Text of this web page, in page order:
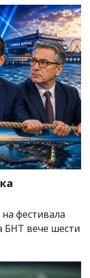
фестивала
БНТ вече шести